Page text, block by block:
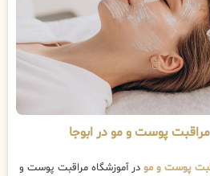
پوست و مو در ابوجا
پوست و مو در آموزشگاه مراقبت پوست و